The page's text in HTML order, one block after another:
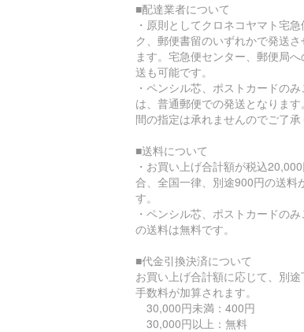
■配達業者について
・原則としてクロネコヤマト宅
ク、郵便書留のいずれかで発送さ
ます。宅急便センター、郵便局
送も可能です。
・ペンシル芯、ポストカードの
は、普通郵便での発送となりま
間の指定は承れませんのでご了承
■送料について
・お買い上げ合計額が税込
合、全国一律、別途900円の送料
す。
・ペンシル芯、ポストカードの
の送料は無料です。
■代金引換決済について
お買い上げ合計額に応じて、別途
手数料が加算されます。
30,000円未満：400円
30,000円以上：無料